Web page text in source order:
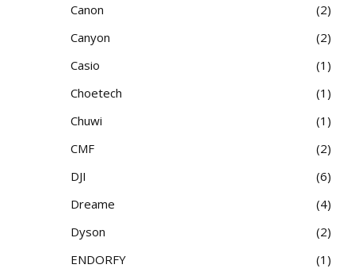
Canon
2
Canyon
2
Casio
1
Choetech
1
Chuwi
1
CMF
2
DJI
6
Dreame
4
Dyson
2
ENDORFY
1